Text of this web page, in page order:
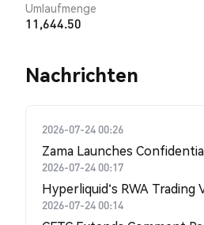
Umlaufmenge
11,644.50
Nachrichten
2026-07-24 00:26
Zama Launches
2026-07-24 00:17
Hyperliquid's RWA Trading
2026-07-24 00:14